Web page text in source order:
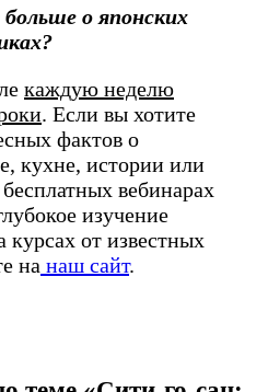
о японских
каждую неделю
. Если вы хотите
фактов о
кухне, истории или
вебинарах
изучение
курсах от известных
на наш сайт.